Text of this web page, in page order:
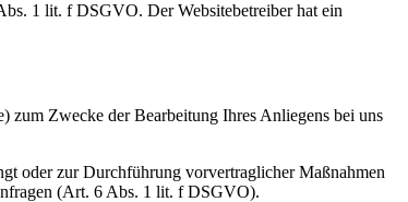
1 lit. f DSGVO. Der Websitebetreiber hat ein
zum Zwecke der Bearbeitung Ihres Anliegens bei uns
oder zur Durchführung vorvertraglicher Maßnahmen
(Art. 6 Abs. 1 lit. f DSGVO).